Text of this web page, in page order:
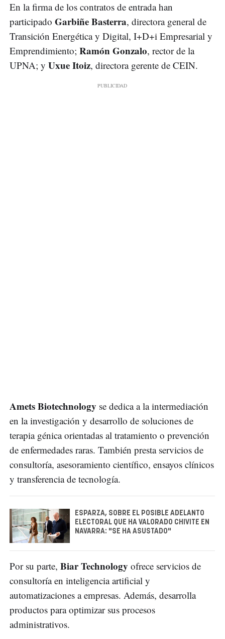
En la firma de los contratos de entrada han
participado Garbiñe Basterra, directora general de
Transición Energética y Digital, I+D+i Empresarial y
Emprendimiento; Ramón Gonzalo, rector de la
UPNA; y Uxue Itoiz, directora gerente de CEIN.
Amets Biotechnology se dedica a la intermediación
en la investigación y desarrollo de soluciones de
terapia génica orientadas al tratamiento o prevención
de enfermedades raras. También presta servicios de
consultoría, asesoramiento científico, ensayos clínicos
y transferencia de tecnología.
ESPARZA, SOBRE EL POSIBLE ADELANTO
ELECTORAL QUE HA VALORADO CHIVITE EN
NAVARRA: "SE HA ASUSTADO"
Por su parte, Biar Technology ofrece servicios de
consultoría en inteligencia artificial y
automatizaciones a empresas. Además, desarrolla
productos para optimizar sus procesos
administrativos.